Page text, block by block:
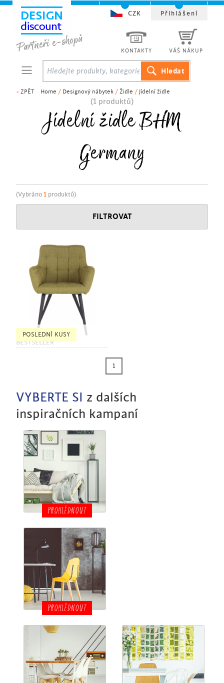
< ZPĚT Home / Designový nábytek / Židle / Jídelní židle
(1 produktů)
Jídelní židle BHM
Germany
(Vybráno 1 produktů)
FILTROVAT
POSLEDNÍ KUSY
BESTSELLER
1
VYBERTE SI
z dalších
inspiračních kampaní
PROHLÉDNOUT
PROHLÉDNOUT
KONTAKTY VÁŠ NÁKUP
CZK Přihlášení